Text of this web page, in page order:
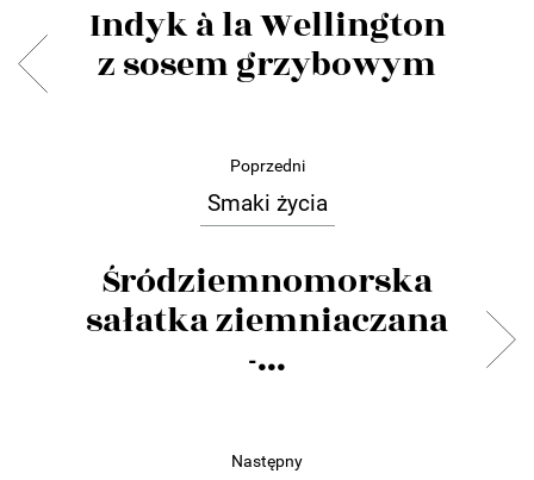
Indyk à la Wellington
z sosem grzybowym
Poprzedni
Smaki życia
Śródziemnomorska
sałatka ziemniaczana
-...
Następny